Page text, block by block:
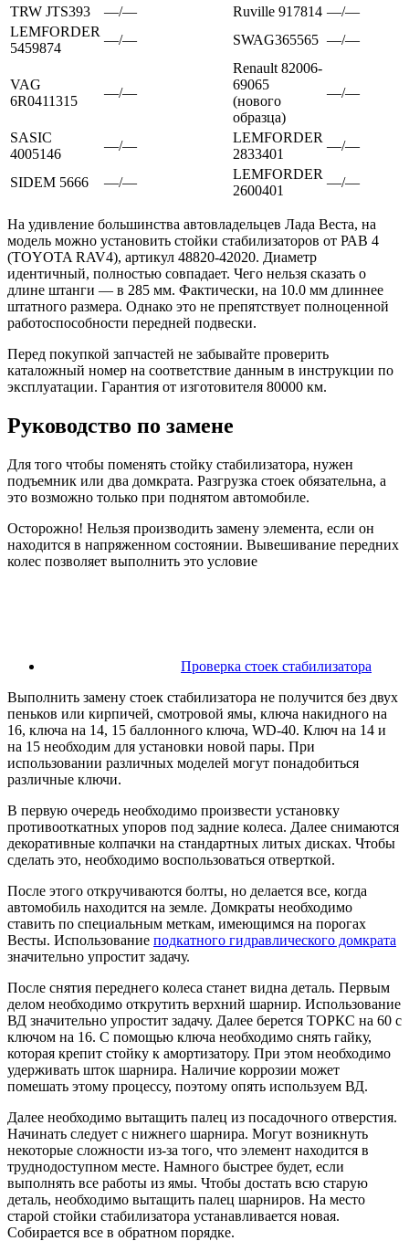
TRW JTS393
—/— Ruville 917814 —/—
LEMFORDER
5459874
—/— SWAG365565 —/—
VAG
6R0411315
—/—
Renault 82006-
69065
(нового
образца)
—/—
SASIC
4005146
—/—
LEMFORDER
2833401
—/—
SIDEM 5666 —/—
LEMFORDER
2600401
—/—
На удивление большинства автовладельцев Лада Веста, на
модель можно установить стойки стабилизаторов от РАВ 4
(TOYOTA RAV4), артикул 48820-42020. Диаметр
идентичный, полностью совпадает. Чего нельзя сказать о
длине штанги — в 285 мм. Фактически, на 10.0 мм длиннее
штатного размера. Однако это не препятствует полноценной
работоспособности передней подвески.
Перед покупкой запчастей не забывайте проверить
каталожный номер на соответствие данным в инструкции по
эксплуатации. Гарантия от изготовителя 80000 км.
Руководство по замене
Для того чтобы поменять стойку стабилизатора, нужен
подъемник или два домкрата. Разгрузка стоек обязательна, а
это возможно только при поднятом автомобиле.
Осторожно! Нельзя производить замену элемента, если он
находится в напряженном состоянии. Вывешивание передних
колес позволяет выполнить это условие
Проверка стоек стабилизатора
Выполнить замену стоек стабилизатора не получится без двух
пеньков или кирпичей, смотровой ямы, ключа накидного на
16, ключа на 14, 15 баллонного ключа, WD-40. Ключ на 14 и
на 15 необходим для установки новой пары. При
использовании различных моделей могут понадобиться
различные ключи.
В первую очередь необходимо произвести установку
противооткатных упоров под задние колеса. Далее снимаются
декоративные колпачки на стандартных литых дисках. Чтобы
сделать это, необходимо воспользоваться отверткой.
После этого откручиваются болты, но делается все, когда
автомобиль находится на земле. Домкраты необходимо
ставить по специальным меткам, имеющимся на порогах
Весты. Использование подкатного гидравлического домкрата
значительно упростит задачу.
После снятия переднего колеса станет видна деталь. Первым
делом необходимо открутить верхний шарнир. Использование
ВД значительно упростит задачу. Далее берется ТОРКС на 60 с
ключом на 16. С помощью ключа необходимо снять гайку,
которая крепит стойку к амортизатору. При этом необходимо
удерживать шток шарнира. Наличие коррозии может
помешать этому процессу, поэтому опять используем ВД.
Далее необходимо вытащить палец из посадочного отверстия.
Начинать следует с нижнего шарнира. Могут возникнуть
некоторые сложности из-за того, что элемент находится в
труднодоступном месте. Намного быстрее будет, если
выполнять все работы из ямы. Чтобы достать всю старую
деталь, необходимо вытащить палец шарниров. На место
старой стойки стабилизатора устанавливается новая.
Собирается все в обратном порядке.